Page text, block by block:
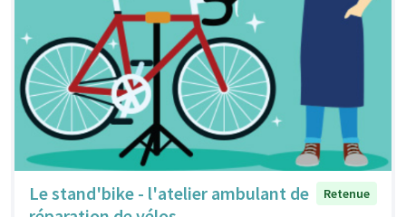
Le stand'bike - l'atelier ambulant de
Retenue